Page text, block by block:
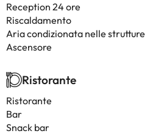
Reception 24 ore
Riscaldamento
Aria condizionata nelle
Ascensore
Ristorante
Ristorante
Bar
Snack bar